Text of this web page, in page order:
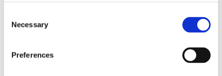
Selection
Necessary
Preferences